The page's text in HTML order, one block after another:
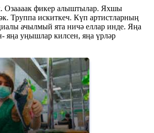
Озаааак фикер алыштылар. Яхшы
Труппа искиткеч. Күп артистларның
ачылмый ята ничә еллар инде. Яңа
яңа уңышлар килсен, яңа үрләр